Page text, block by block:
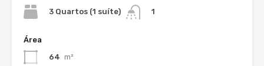
3 Quartos (1 suíte)
1
Área
64 m²